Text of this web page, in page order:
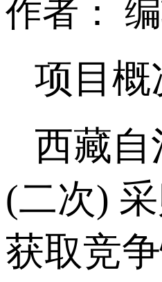
作者：
项目概
西藏自
(二次)
获取竞